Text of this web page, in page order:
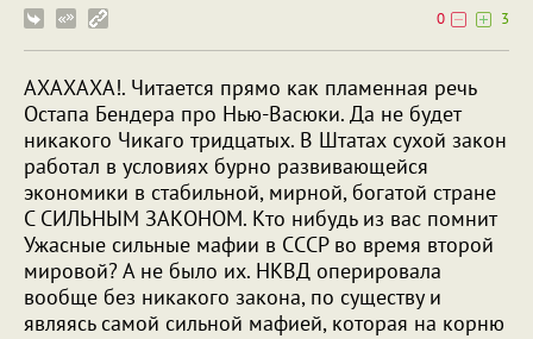
0
3
АХАХАХА!. Читается прямо как пламенная речь
Остапа Бендера про Нью-Васюки. Да не будет
никакого Чикаго тридцатых. В Штатах сухой закон
работал в условиях бурно развивающейся
экономики в стабильной, мирной, богатой стране
С СИЛЬНЫМ ЗАКОНОМ. Кто нибудь из вас помнит
Ужасные сильные мафии в СССР во время второй
мировой? А не было их. НКВД оперировала
вообще без никакого закона, по существу и
являясь самой сильной мафией, которая на корню